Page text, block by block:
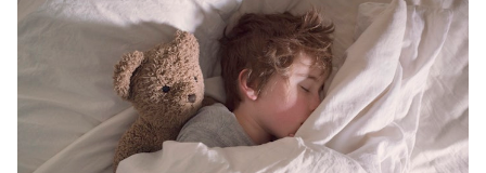
敷布団の汚れを防ぎたいならおねしょシーツもチェック
子ども用布団の売れ筋ランキングもチェック！